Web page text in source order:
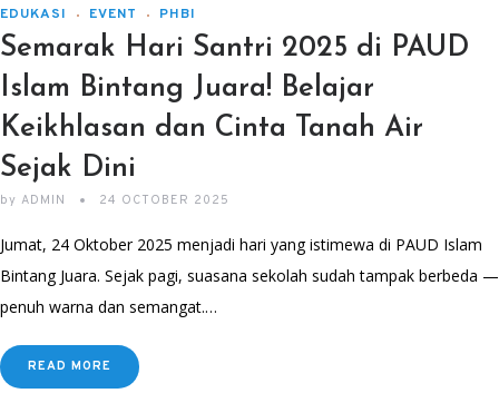
EDUKASI EVENT PHBI
Semarak Hari Santri 2025 di PAUD
Islam Bintang Juara! Belajar
Keikhlasan dan Cinta Tanah Air
Sejak Dini
by ADMIN 24 OCTOBER 2025
Jumat, 24 Oktober 2025 menjadi hari yang istimewa di PAUD Islam
Bintang Juara. Sejak pagi, suasana sekolah sudah tampak berbeda —
penuh warna dan semangat.…
READ MORE